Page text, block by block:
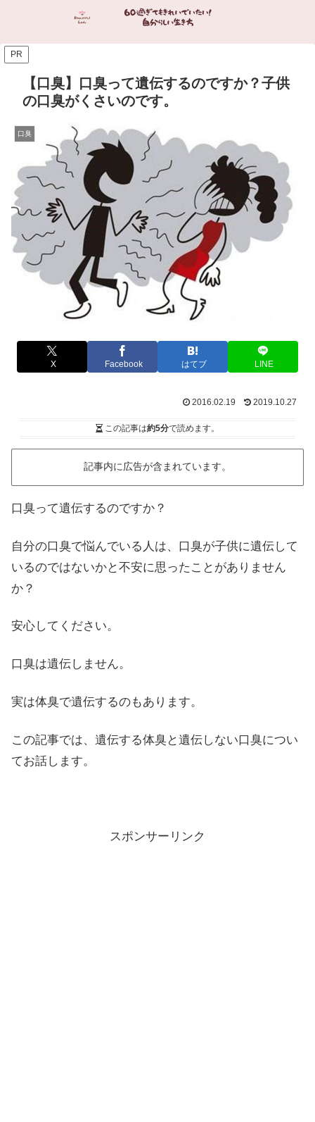
PR
【口臭】口臭って遺伝するのですか？子供
の口臭がくさいのです。
口臭
X Facebook はてブ LINE
2016.02.19 2019.10.27
この記事は約5分で読めます。
記事内に広告が含まれています。
口臭って遺伝するのですか？
自分の口臭で悩んでいる人は、口臭が子供に遺伝して
いるのではないかと不安に思ったことがありません
か？
安心してください。
口臭は遺伝しません。
実は体臭で遺伝するのもあります。
この記事では、遺伝する体臭と遺伝しない口臭につい
てお話します。
スポンサーリンク